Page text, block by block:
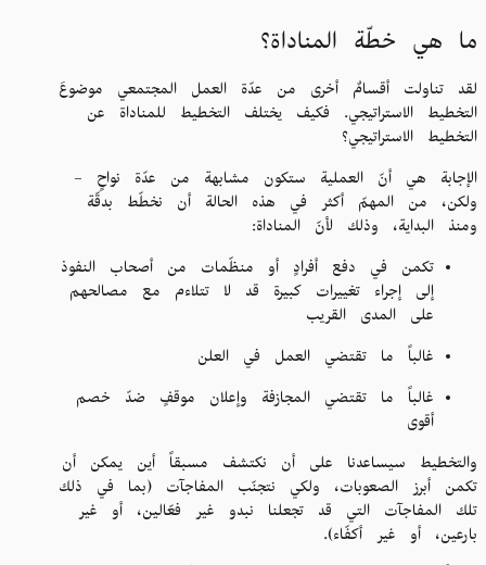
ما هي خطّة المناداة؟
لقد تناولت أقسامٌ أخرى من عدّة العمل المجتمعي موضوعَ
التخطيط الاستراتيجي. فكيف يختلف التخطيط للمناداة عن
التخطيط الاستراتيجي؟
الإجابة هي أنّ العملية ستكون مشابهة من عدّة نواحٍ –
ولكن، من المهمّ أكثر في هذه الحالة أن نخطّط بدقّة
ومنذ البداية، وذلك لأنّ المناداة:
تكمن في دفع أفرادٍ أو منظّمات من أصحاب النفوذ
إلى إجراء تغييرات كبيرة قد لا تتلاءم مع مصالحهم
على المدى القريب
غالباً ما تقتضي العمل في العلن
غالباً ما تقتضي المجازفة وإعلان موقفٍ ضدّ خصم
أقوى
والتخطيط سيساعدنا على أن نكتشف مسبقاً أين يمكن أن
تكمن أبرز الصعوبات، ولكي نتجنّب المفاجآت (بما في ذلك
تلك المفاجآت التي قد تجعلنا نبدو غير فعّالين، أو غير
بارعين، أو غير أكفّاء).